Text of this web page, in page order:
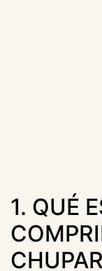
1. QUÉ